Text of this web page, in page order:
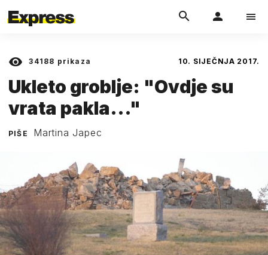
34188 prikaza 10. SIJEČNJA 2017.
Ukleto groblje: "Ovdje su
vrata pakla..."
PIŠE Martina Japec